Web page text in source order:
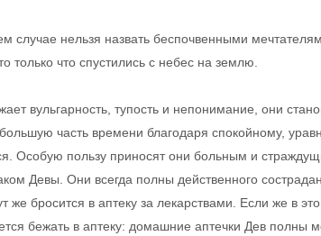
случае нельзя назвать беспочвенными
только что спустились с небес на землю.
вульгарность, тупость и непонимание, они
часть времени благодаря спокойному,
Особую пользу приносят они больным и
Девы. Они всегда полны действенного
же бросится в аптеку за лекарствами. Если же в
бежать в аптеку: домашние аптечки Дев полны